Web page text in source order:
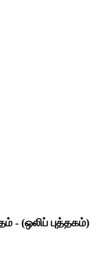
- (ஒலிப் புத்தகம்)